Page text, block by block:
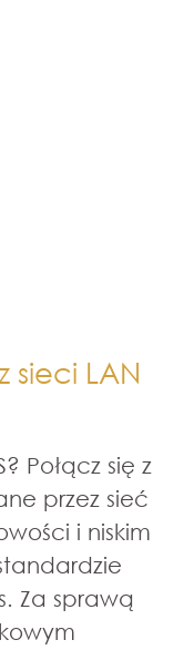
sieci LAN
Połącz się z
przez sieć
i niskim
Za sprawą